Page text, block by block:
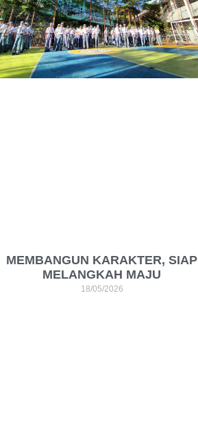
MEMBANGUN KARAKTER, SIAP
MELANGKAH MAJU
18/05/2026